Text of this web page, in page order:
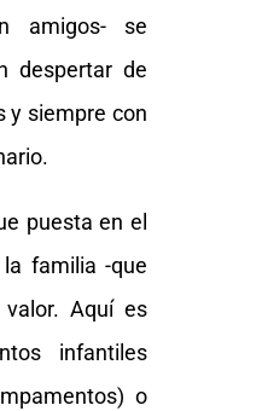
amigos- se
despertar de
y siempre con
puesta en el
familia -que
Aquí es
infantiles
o